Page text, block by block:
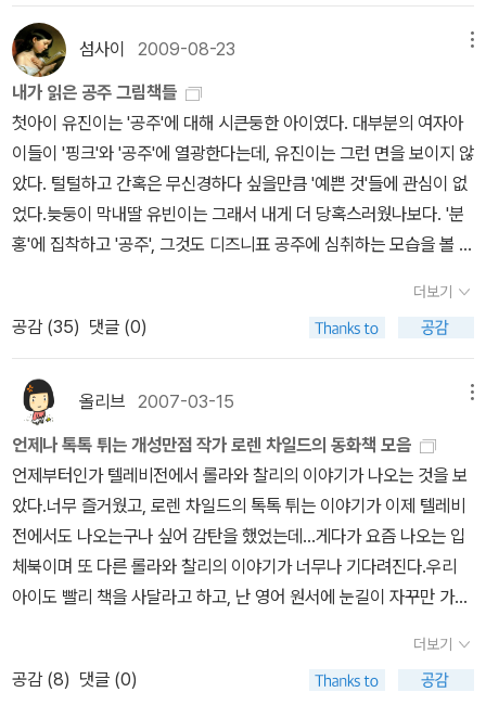
구들을 아주 좋아하는 친구이다 그런데 친구들과 서로 안고 표현하고
싶은데 , 자꾸 친구들을 아프게 한다그 이유는 고슴도치니까,그래서
고민이다 어떻게 하면 과연 고슴도치 친구는 찾았을까요친구드을 꼭
안아줄 방법을요즘 틈만 나면 손벌리고 다가오는딸, 내가 너무 야단
을 많이 쳤나 싶다, 그래 오늘 부터 내가 먼저 손 벌리고 다가가 안아
야 겟다, 비슷한 류의 책들아이들이 마음이 담겨있는아주 이쁜 그림
책들이다, 글이 없는 그림책그런데 가만보고 있으면 소곤소곤 소곤
대는것 같은나에게 말을 거는것 같은잘 들어보세요, 분명 말하고 있
이에게 재미있는 상상을 할 수있게 만들어주는 책들 아이들의 상상을
무한대로 끌어 줄 수있는 아주 아주 멋진 그리책들이다, 그리고
류가 좋아하는로렌 차일드의 작품들롤라가 너무너무 좋다고 그녀의
엉뚱한 행동이며 착한 찰리 오빠며오래도록 정말 어른인 엄마도 좋아
하는 시리즈 등등등,,
또, 이책들도정말 많다집에는 몇권 있지다 읽었던가,안 읽은
책은?기억이 가물가물,독특한 그림과 이야기참 재미있는 책들이다,
또 ,,나머지는 또 다음에,오늘은 여기까지,
로 나열한다. 아쉽게 베스트 11에 끼지는 못했지만 딸아이를 고민하
게 만들었던 책들을 모아본다.역시나 울 딸의편협한 독서습관이한 눈
에 화~악들어온다.초등학교 4학년인데 이제 좀 긴 글도 읽어주고, 과
학책, 위인전 요런종류의 책 좀 읽어주면 좋으련만...엄마의 욕심은 끝
이 없다.그림책에만 열심히 스티커를 붙이던 딸아이한테 초등학교 4
학년인데 수준이 좀 그렇지않냐 라고 했더니 그림책이 어때서 그러냐
며 오히려 날 핀잔을 준다. 그림책을 무시하지 말라고....어? 이 말 어
디서 많이 듣던 이야긴데...그러고 보니 내가 자주 하는 말이다.매달
첫째, 셋째 월요일마다 그림책모임을 갖고 있는데방학때면 딸아이도
함께 간다. 다 큰 어른들이 그림책을 함께 읽으며 즐기는 모습을 신기
한 듯 바라보는 딸아이한테 내가 자주 했던 말인데...딸아! 미안~~~
이 100권 읽기에 실패했다.아쉽게도 81권까지 읽었다.핑계를 굳이
대자면, 좋아하는 책을 질릴때까지 여러번 읽는다는 것과 유치원은
방학이 짧다는 것.100권 읽기에 실패했음에도 아무것도 모르고 저리
기쁘게 포즈를 잡는다. 에구,,,귀여운 것~~아들이 질리도록 여러번
읽은책 Best 11 을 모아본다.100권 읽기 이벤트 덕분에그래도뭔가
하나 건진 것 같아 뿌듯하다.겨울방학에도 요런 이벤트가 있으면 좋
겠다는 생각도 함께 해 본다.
섬사이 2009-08-23
내가 읽은 공주 그림책들
첫아이 유진이는 '공주'에 대해 시큰둥한 아이였다. 대부분의 여자아
이들이 '핑크'와 '공주'에 열광한다는데, 유진이는 그런 면을 보이지 않
았다. 털털하고 간혹은 무신경하다 싶을만큼 '예쁜 것'들에 관심이 없
었다.늦둥이 막내딸 유빈이는 그래서 내게 더 당혹스러웠나보다. '분
홍'에 집착하고 '공주', 그것도 디즈니표 공주에 심취하는 모습을 볼 때
조사해 오는 과제를 내게 맡긴 건, 순전히 유빈이 탓이었다. 덕분에 그
림책 속의 다양한 '공주'들을 찾아보는 기회를 얻었다. 뭐, 생각보다
나쁘지 않았지만, 그렇다고 기분이 썩 개운하지도 않았다.전통적인
'공주' 이미지를 벗어던진 대표 그림책을 꼽으라면 아마도 많은 사람
들이 <종이봉지 공주>를 꼽지 않을까. 내 개인적으로도 꽤 마음에 드
는 그림책이지만 사실 유빈이의 반응은 좀 시큰둥하다. 유빈이가 상
상하는 공주는 화려한 드레스에 멋진 왕관을 쓰고 긴 머리를 늘어뜨
린 아리따운 모습인데 종이봉지 하나를 덜렁 걸치고 용과 싸우러가는
흐트러진 단발머리의 종이봉지 공주의 모습은 아마 받아들이기가 힘
든 모양이다.큰딸은 중학교 영어교과서에 종이봉지 공주가 실렸다면
서 반가워하기도 했는데, (딸아이의 중학교적 영어교과서는 '디딤
돌'꺼였다) 사춘기에 들어선 딸이 오히려 종이봉지 공주의 매력을 재
발견하는 기회가 되었다.하긴 다섯 살의 유빈이가 종이봉지 공주 이
더보기
공감 (35) 댓글 (0)
올리브 2007-03-15
언제나 톡톡 튀는 개성만점 작가 로렌 차일드의 동화책 모음
언제부터인가 텔레비전에서 롤라와 찰리의 이야기가 나오는 것을 보
았다.너무 즐거웠고, 로렌 차일드의 톡톡 튀는 이야기가 이제 텔레비
전에서도 나오는구나 싶어 감탄을 했었는데...게다가 요즘 나오는 입
체북이며 또 다른 롤라와 찰리의 이야기가 너무나 기다려진다.우리
아이도 빨리 책을 사달라고 하고, 난 영어 원서에 눈길이 자꾸만 가고
표현이 무척 생생할 것 같아서 나와 아이의 영어 공부에도 도움이 많
이 될 것 같다.게다가 원서 가격 또한 그리 바싸지 않다는 것을 알았던
더보기
공감 (8) 댓글 (0)